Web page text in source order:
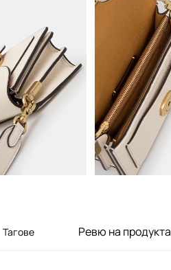
Тагове Ревю на продукта